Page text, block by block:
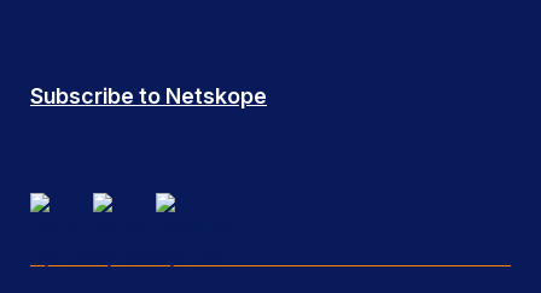
Subscribe to Netskope